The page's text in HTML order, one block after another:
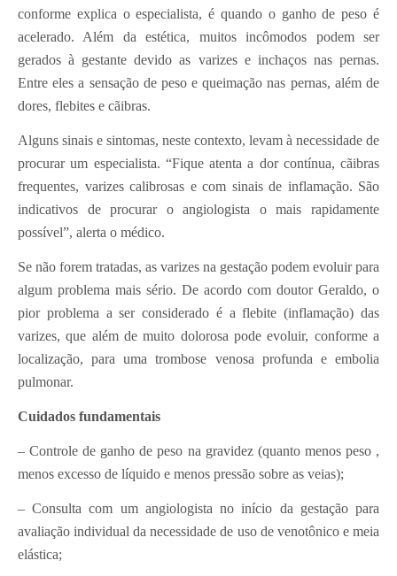
conforme explica o especialista, é quando o ganho de peso é
acelerado. Além da estética, muitos incômodos podem ser
gerados à gestante devido as varizes e inchaços nas pernas.
Entre eles a sensação de peso e queimação nas pernas, além de
dores, flebites e cãibras.
Alguns sinais e sintomas, neste contexto, levam à necessidade de
procurar um especialista. “Fique atenta a dor contínua, cãibras
frequentes, varizes calibrosas e com sinais de inflamação. São
indicativos de procurar o angiologista o mais rapidamente
possível”, alerta o médico.
Se não forem tratadas, as varizes na gestação podem evoluir para
algum problema mais sério. De acordo com doutor Geraldo, o
pior problema a ser considerado é a flebite (inflamação) das
varizes, que além de muito dolorosa pode evoluir, conforme a
localização, para uma trombose venosa profunda e embolia
pulmonar.
Cuidados fundamentais
– Controle de ganho de peso na gravidez (quanto menos peso ,
menos excesso de líquido e menos pressão sobre as veias);
– Consulta com um angiologista no início da gestação para
avaliação individual da necessidade de uso de venotônico e meia
elástica;